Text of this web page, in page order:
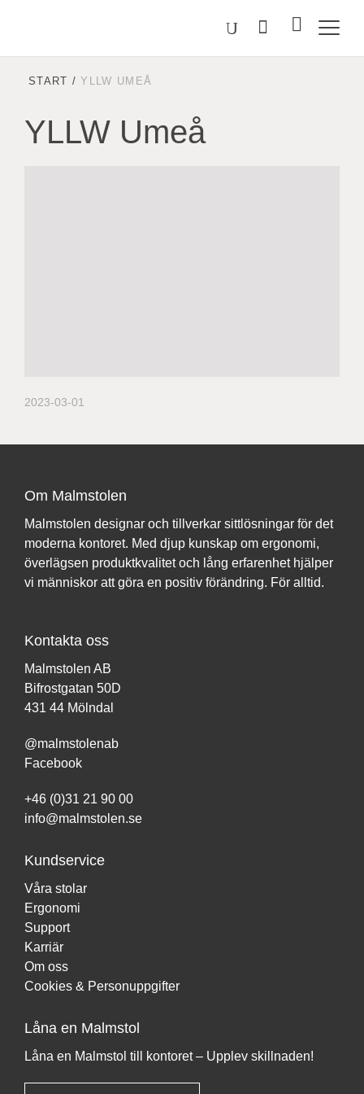
Sök
på
Malmstolen.se
Välj
START /YLLW UMEÅ
YLLW Umeå
2023-03-01
Om Malmstolen
Malmstolen designar och tillverkar sittlösningar för det
moderna kontoret. Med djup kunskap om ergonomi,
överlägsen produktkvalitet och lång erfarenhet hjälper
vi människor att göra en positiv förändring. För alltid.
Kontakta oss
Malmstolen AB
Bifrostgatan 50D
431 44 Mölndal
@malmstolenab
Facebook
+46 (0)31 21 90 00
info@malmstolen.se
Kundservice
Våra stolar
Ergonomi
Support
Karriär
Om oss
Cookies & Personuppgifter
Låna en Malmstol
Låna en Malmstol till kontoret – Upplev skillnaden!